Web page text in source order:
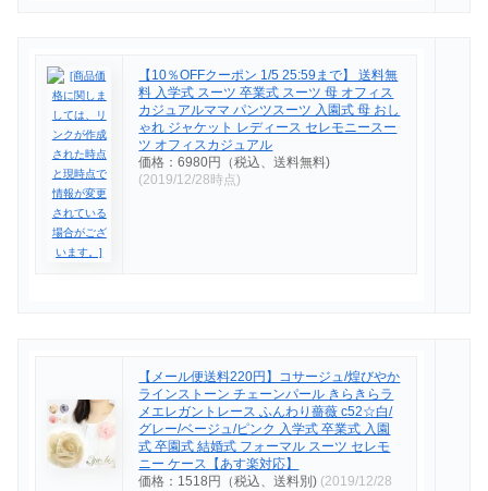
【10％OFFクーポン 1/5 25:59まで】 送料無
料 入学式 スーツ 卒業式 スーツ 母 オフィス
カジュアルママ パンツスーツ 入園式 母 おし
ゃれ ジャケット レディース セレモニースー
ツ オフィスカジュアル
価格：6980円（税込、送料無料)
(2019/12/28時点)
【メール便送料220円】コサージュ/煌びやか
ラインストーン チェーンパール きらきらラ
メエレガントレース ふんわり薔薇 c52☆白/
グレー/ベージュ/ピンク 入学式 卒業式 入園
式 卒園式 結婚式 フォーマル スーツ セレモ
ニー ケース【あす楽対応】
価格：1518円（税込、送料別) (2019/12/28